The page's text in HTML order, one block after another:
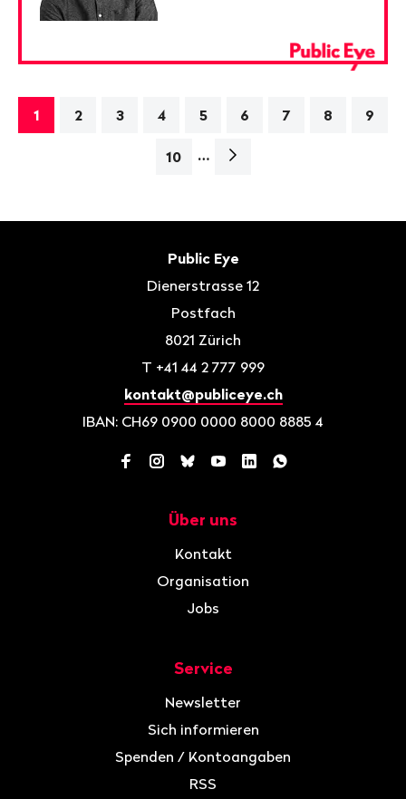
1 2 3 4 5 6 7 8 9
10 …
Nächste
Public Eye
Dienerstrasse 12
Postfach
8021 Zürich
T +41 44 2 777 999
kontakt@publiceye.ch
IBAN: CH69 0900 0000 8000 8885 4
Facebook
Instagram
BlueskyYouTube
LinkedInWhatsApp
Über uns
Kontakt
Organisation
Jobs
Service
Newsletter
Sich informieren
Spenden / Kontoangaben
RSS